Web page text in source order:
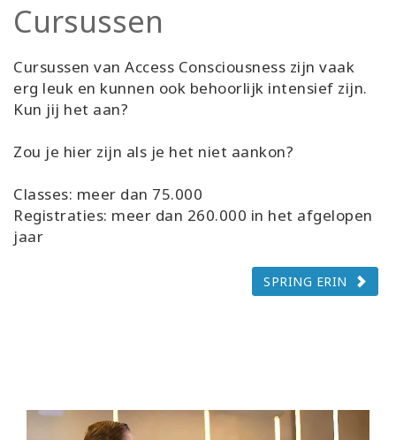
Cursussen
Cursussen van Access Consciousness zijn vaak
erg leuk en kunnen ook behoorlijk intensief zijn.
Kun jij het aan?
Zou je hier zijn als je het niet aankon?
Classes: meer dan 75.000
Registraties: meer dan 260.000 in het afgelopen
jaar
SPRING ERIN